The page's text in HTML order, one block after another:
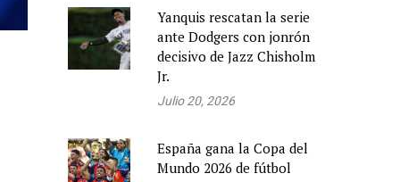
Yanquis rescatan la serie
ante Dodgers con jonrón
decisivo de Jazz Chisholm
Jr.
Julio 20, 2026
España gana la Copa del
Mundo 2026 de fútbol